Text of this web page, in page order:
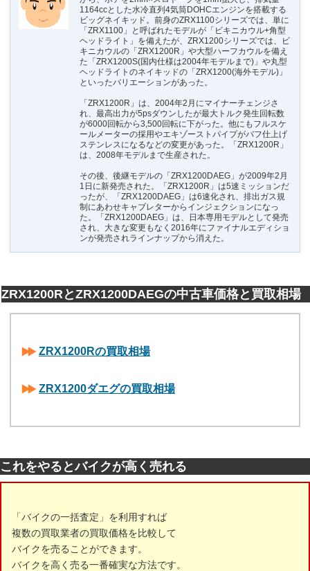
1164ccとした水冷直列4気筒DOHCエンジンを搭載する
ビッグネイキッド。前身のZRX1100シリーズでは、単に
「ZRX1100」と呼ばれたモデルが「ビキニカウル+角型
ヘッドライト」を備えたが、ZRX1200シリーズでは、ビ
キニカウルの「ZRX1200R」や大型ハーフカウルを備え
た「ZRX1200S(国内仕様は2004年モデルまで)」や丸型
ヘッドライトのネイキッドの「ZRX1200(海外モデル)」
といったバリエーションがあった。
「ZRX1200R」は、2004年2月にマイナーチェンジさ
れ、最高出力が5psダウンしたが最大トルク発生回転数
が6000回転から3,500回転に下がった。他にもフルスケ
ールメーターの採用やエキゾーストパイプがバフ仕上げ
ステンレスになるなどの変更があった。「ZRX1200R」
は、2008年モデルまで生産された。
その後、後継モデルの「ZRX1200DAEG」が2009年2月
1日に新発売された。「ZRX1200R」は5速ミッションだ
ったが、「ZRX1200DAEG」は6速化され、排出ガス規
制にあわせキャブレターからインジェクションになっ
た。「ZRX1200DAEG」は、日本専用モデルとして発売
され、大きな変更もなく2016年にファイナルエディショ
ンが発売されラインナップから消えた。
ZRX1200RとZRX1200DAEGの中古車価格と買取相場
ZRX1200Rの買取相場
ZRX1200ダエグの買取相場
これをやるとバイクが高く売れる
「バイクの一括査定」を利用すれば
複数の買取業者の買取価格を比較して
バイクを売ることができます。
バイクを高く売る一番確実な方法です。